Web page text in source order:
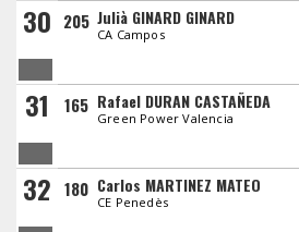
30 205 Julià GINARD GINARD
CA Campos
31 165 Rafael DURAN CASTAÑEDA
Green Power Valencia
32 180 Carlos MARTINEZ MATEO
CE Penedès